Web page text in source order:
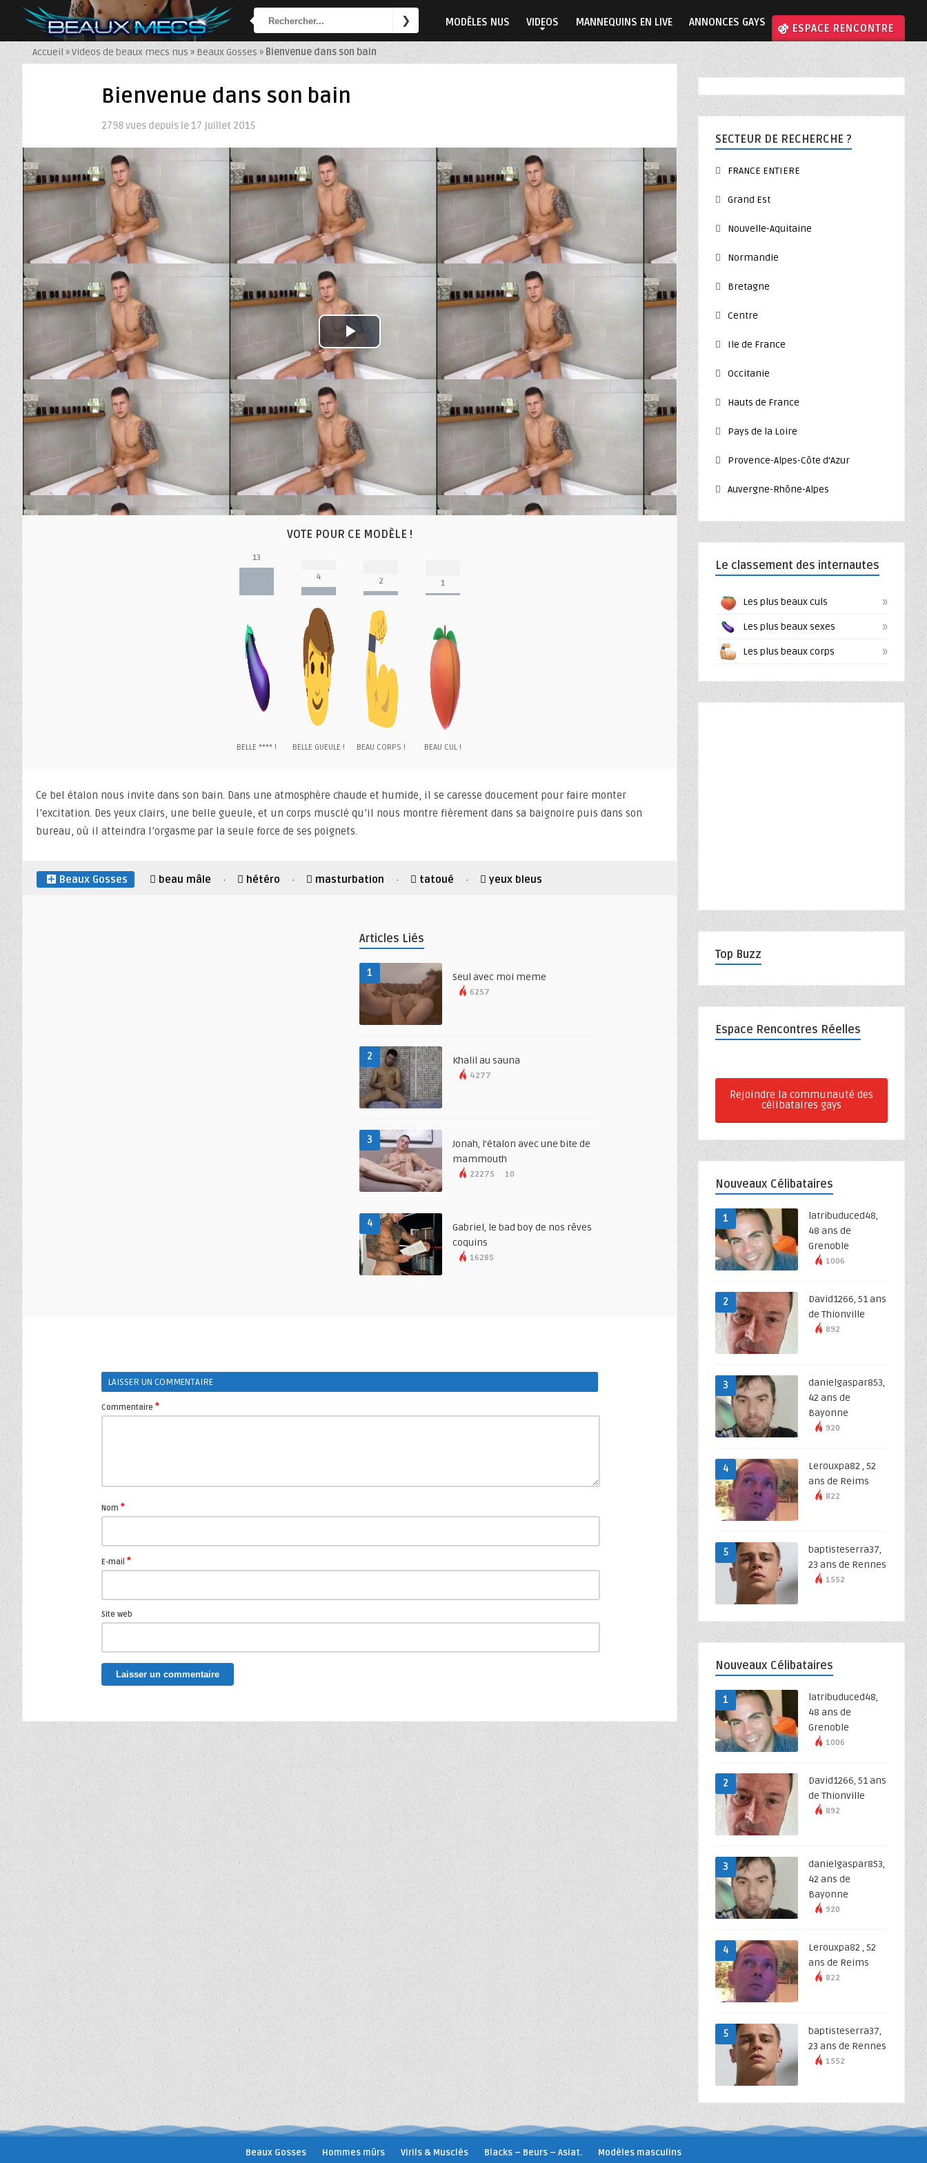
MODÈLES NUS VIDEOS MANNEQUINS EN LIVE ANNONCES GAYS ⚣ ESPACE RENCONTRE
Accueil »Videos de beaux mecs nus » Beaux Gosses » Bienvenue dans son bain
Bienvenue dans son bain
2798 vues depuis le 17 juillet 2015
Play
Video
VOTE POUR CE MODÈLE !
13
BELLE **** !
4
BELLE GUEULE !
2
BEAU CORPS !
1
BEAU CUL !
Ce bel étalon nous invite dans son bain. Dans une atmosphère chaude et humide, il se caresse doucement pour faire monter
l’excitation. Des yeux clairs, une belle gueule, et un corps musclé qu’il nous montre fièrement dans sa baignoire puis dans son
bureau, où il atteindra l’orgasme par la seule force de ses poignets.
Beaux Gosses beau mâle · hétéro · masturbation · tatoué · yeux bleus
Articles Liés
1 Seul avec moi meme
6257
2 Khalil au sauna
4277
3
Jonah, l’étalon avec une bite de
mammouth
22275 10
4
Gabriel, le bad boy de nos rêves
coquins
16285
LAISSER UN COMMENTAIRE
Commentaire *
Nom *
E-mail *
Site web
SECTEUR DE RECHERCHE ?
FRANCE ENTIERE
Grand Est
Nouvelle-Aquitaine
Normandie
Bretagne
Centre
Ile de France
Occitanie
Hauts de France
Pays de la Loire
Provence-Alpes-Côte d’Azur
Auvergne-Rhône-Alpes
Le classement des internautes
Les plus beaux culs »
Les plus beaux sexes »
Les plus beaux corps »
Top Buzz
Espace Rencontres Réelles
Rejoindre la communauté des
célibataires gays
Nouveaux Célibataires
1
latribuduced48,
48 ans de
Grenoble
1006
2
David1266, 51 ans
de Thionville
892
3
danielgaspar853,
42 ans de
Bayonne
920
4
Lerouxpa82 , 52
ans de Reims
822
5
baptisteserra37,
23 ans de Rennes
1552
Nouveaux Célibataires
1
latribuduced48,
48 ans de
Grenoble
1006
2
David1266, 51 ans
de Thionville
892
3
danielgaspar853,
42 ans de
Bayonne
920
4
Lerouxpa82 , 52
ans de Reims
822
5
baptisteserra37,
23 ans de Rennes
1552
Beaux Gosses Hommes mûrs Virils & Musclés Blacks – Beurs – Asiat. Modèles masculins